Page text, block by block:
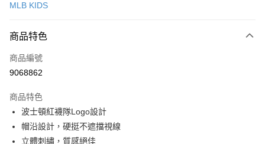
LINE Pay
Apple Pay
悠遊付
運送方式
MLB KIDS
商品特色
商品編號
9068862
商品特色
波士頓紅襪隊Logo設計
帽沿設計，硬挺不遮擋視線
立體刺繡，質感絕佳